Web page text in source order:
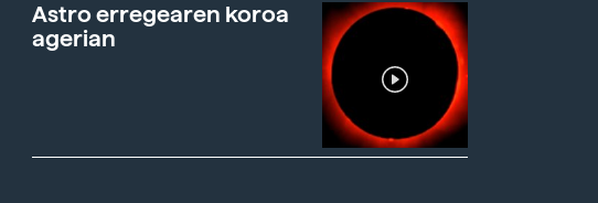
Astro erregearen koroa
agerian